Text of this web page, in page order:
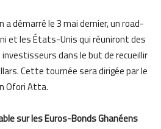
a démarré le 3 mai dernier, un road-
et les États-Unis qui réuniront des
dans le but de recueillir
Cette tournée sera dirigée par le
Ofori Atta.
sur les Euros-Bonds Ghanéens